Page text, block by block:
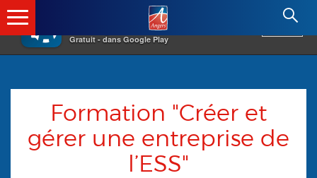
×
Gratuit - dans Google Play
Angers.fr : Retour à l'accueil
Formation "Créer et
gérer une entreprise de
l’ESS"